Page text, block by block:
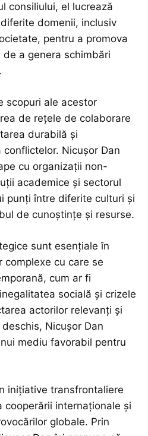
consiliului, el lucrează
domenii, inclusiv
pentru a promova
a genera schimbări
scopuri ale acestor
de rețele de colaborare
durabilă și
Nicușor Dan
cu organizații non-
academice și sectorul
punți între diferite culturi și
de cunoștințe și resurse.
sunt esențiale în
complexe cu care se
cum ar fi
socială și crizele
actorilor relevanți și
Nicușor Dan
mediu favorabil pentru
inițiative transfrontaliere
cooperării internaționale și
globale. Prin